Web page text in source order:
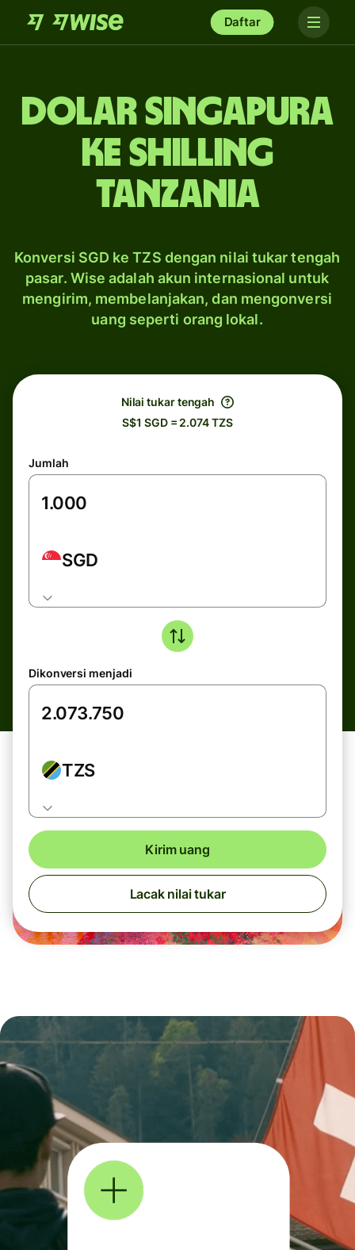
Daftar
dolar Singapura
ke shilling
Tanzania
Konversi SGD ke TZS dengan nilai tukar tengah
pasar. Wise adalah akun internasional untuk
mengirim, membelanjakan, dan mengonversi
uang seperti orang lokal.
Nilai tukar tengah
S$1 SGD = 2.074 TZS
Jumlah
SGD
Dikonversi menjadi
TZS
Kirim uang
Lacak nilai tukar